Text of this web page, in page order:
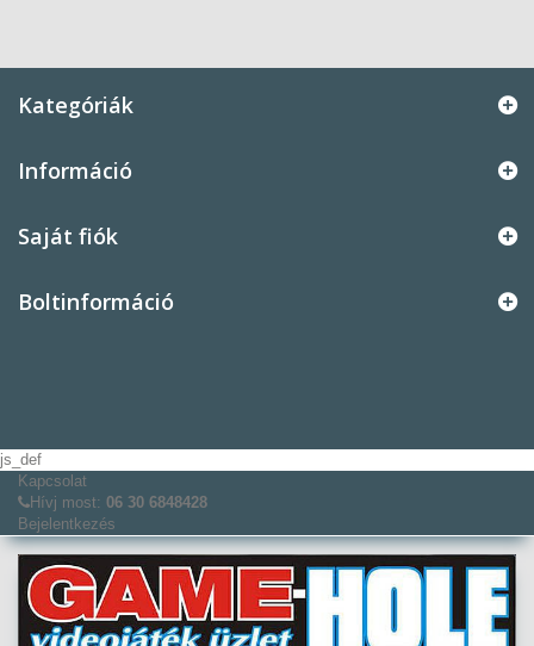
Kategóriák
Információ
Saját fiók
Boltinformáció
js_def
Kapcsolat
Hívj most: 06 30 6848428
Bejelentkezés